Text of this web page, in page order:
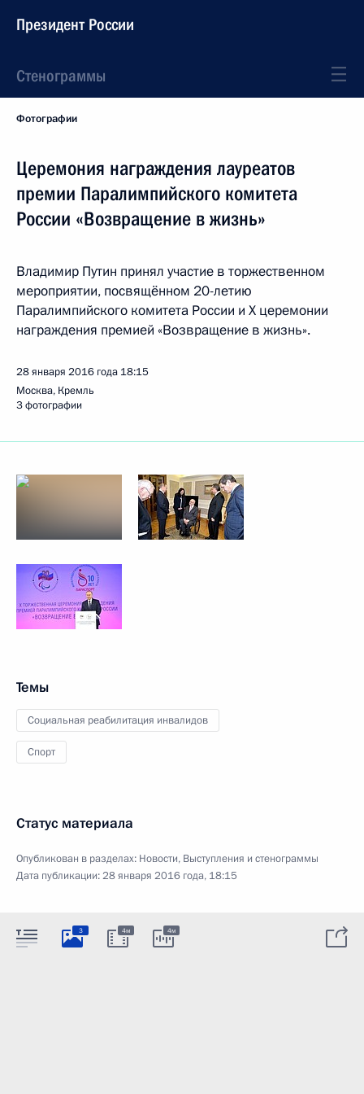
Президент России
Стенограммы
Фотографии
Церемония награждения лауреатов
премии Паралимпийского комитета
России «Возвращение в жизнь»
Владимир Путин принял участие в торжественном
мероприятии, посвящённом 20-летию
Паралимпийского комитета России и Х церемонии
награждения премией «Возвращение в жизнь».
28 января 2016 года 18:15
Москва, Кремль
3 фотографии
Темы
Социальная реабилитация инвалидов
Спорт
Статус материала
Опубликован в разделах: Новости, Выступления и стенограммы
Дата публикации:28 января 2016 года, 18:15
3 4м 4м